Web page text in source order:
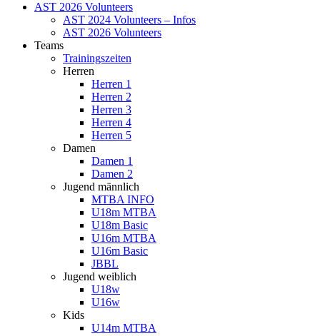
AST 2026 Volunteers
AST 2024 Volunteers – Infos
AST 2026 Volunteers
Teams
Trainingszeiten
Herren
Herren 1
Herren 2
Herren 3
Herren 4
Herren 5
Damen
Damen 1
Damen 2
Jugend männlich
MTBA INFO
U18m MTBA
U18m Basic
U16m MTBA
U16m Basic
JBBL
Jugend weiblich
U18w
U16w
Kids
U14m MTBA